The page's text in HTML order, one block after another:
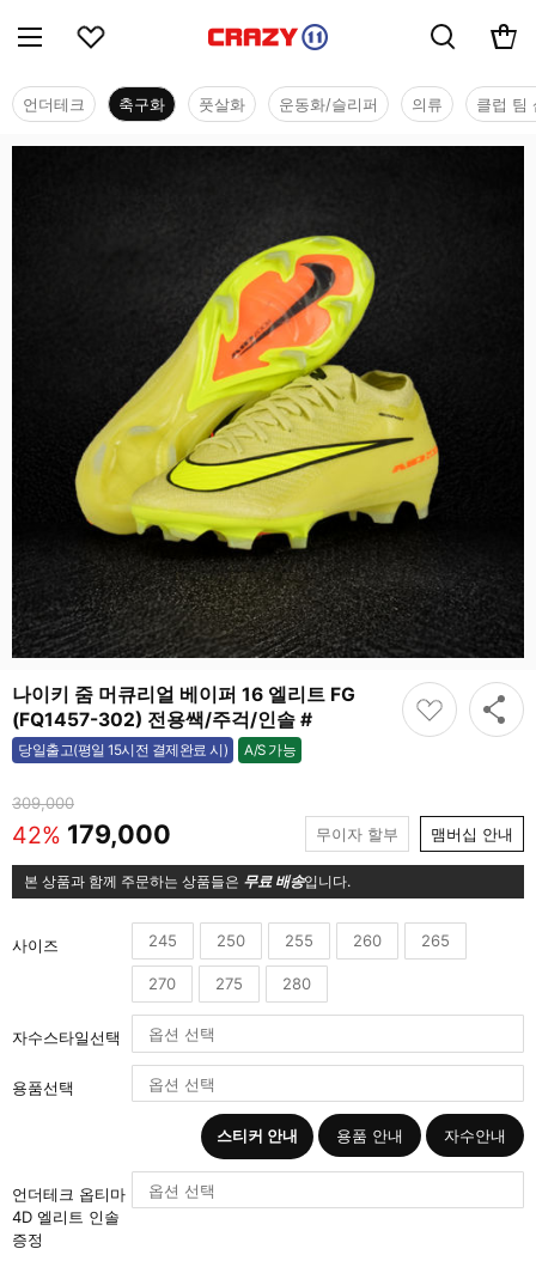
언더테크 축구화 풋살화 운동화/슬리퍼 의류 클럽 팀
축구화
나이키 줌 머큐리얼 베이퍼 16 엘리트 FG
(FQ1457-302) 전용쌕/주걱/인솔 #
당일출고(평일 15시전 결제완료 시) A/S 가능
가능
309,000
42% 179,000 무이자 할부 맴버십 안내
본 상품과 함께 주문하는 상품들은 무료 배송입니다.
사이즈 245 250 255 260 265
270 275 280
자수스타일선택
용품선택
스티커 안내 용품 안내 자수안내
언더테크 옵티마
4D 엘리트 인솔
증정